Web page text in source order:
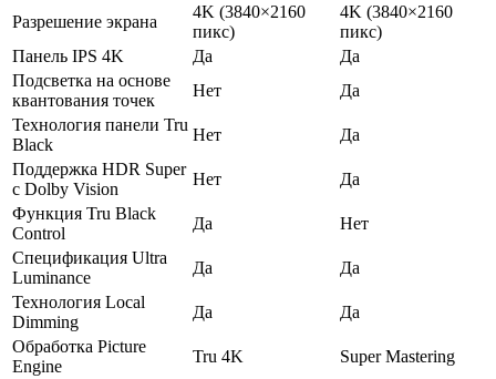
Разрешение экрана
4K (3840×2160
пикс)
4K (3840×2160
пикс)
Панель IPS 4K
Да
Да
Подсветка на основе
квантования точек
Нет
Да
Технология панели Tru
Black
Нет
Да
Поддержка HDR Super
с Dolby Vision
Нет
Да
Функция Tru Black
Control
Да
Нет
Спецификация Ultra
Luminance
Да
Да
Технология Local
Dimming
Да
Да
Обработка Picture
Engine
Tru 4K
Super Mastering